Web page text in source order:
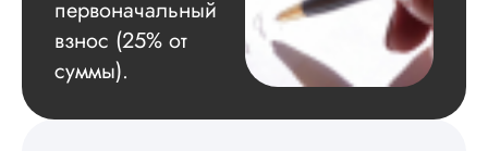
подробно
по всем вопросам.
Благодарен.
первоначальный
взнос (25% от
суммы).